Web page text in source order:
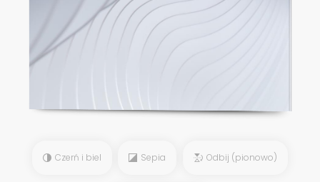
Czerń i biel Sepia Odbij (pionowo)